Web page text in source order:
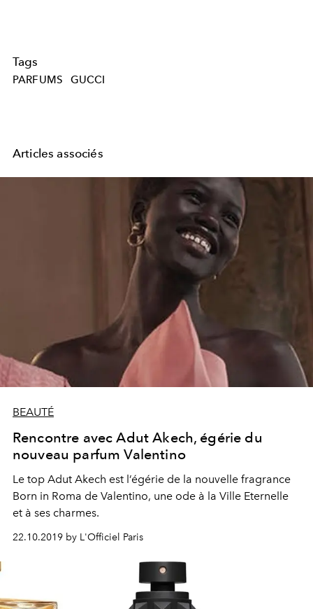
Tags
PARFUMS GUCCI
Articles associés
BEAUTÉ
Rencontre avec Adut Akech, égérie du
nouveau parfum Valentino
Le top Adut Akech est l’égérie de la nouvelle fragrance
Born in Roma de Valentino, une ode à la Ville Eternelle
et à ses charmes.
22.10.2019 by L'Officiel Paris